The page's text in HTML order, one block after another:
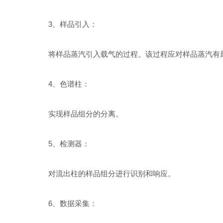
3、样品引入：
将样品蒸汽引入载气的过程。该过程应对样品蒸汽有
4、色谱柱：
实现样品组分的分离。
5、检测器：
对流出柱的样品组分进行识别和响应。
6、数据采集：